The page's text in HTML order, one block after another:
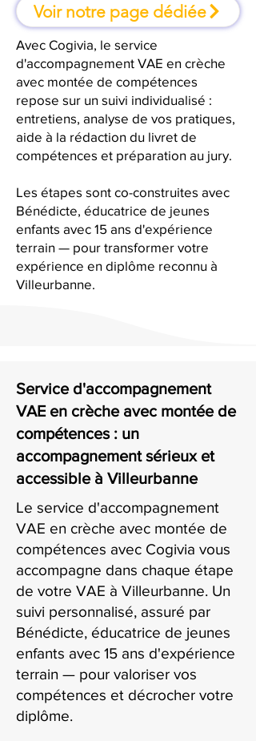
Voir notre page dédiée
Avec Cogivia, le service
d'accompagnement VAE en crèche
avec montée de compétences
repose sur un suivi individualisé :
entretiens, analyse de vos pratiques,
aide à la rédaction du livret de
compétences et préparation au jury.
Les étapes sont co-construites avec
Bénédicte, éducatrice de jeunes
enfants avec 15 ans d'expérience
terrain — pour transformer votre
expérience en diplôme reconnu à
Villeurbanne.
Service d'accompagnement
VAE en crèche avec montée de
compétences : un
accompagnement sérieux et
accessible à Villeurbanne
Le service d'accompagnement
VAE en crèche avec montée de
compétences avec Cogivia vous
accompagne dans chaque étape
de votre VAE à Villeurbanne. Un
suivi personnalisé, assuré par
Bénédicte, éducatrice de jeunes
enfants avec 15 ans d'expérience
terrain — pour valoriser vos
compétences et décrocher votre
diplôme.